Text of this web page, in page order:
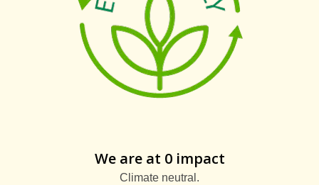
We are at 0 impact
Climate neutral.